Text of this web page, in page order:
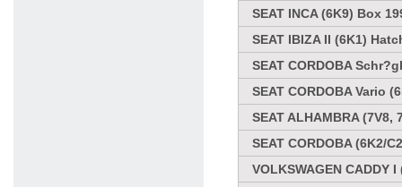
SEAT INCA (6K9) Box
SEAT IBIZA II (6K1)
SEAT CORDOBA
SEAT CORDOBA Vario
SEAT ALHAMBRA (7V8,
SEAT CORDOBA (6K2/
VOLKSWAGEN CADDY